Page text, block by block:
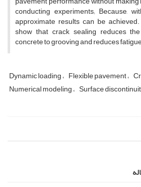
conducting experiments; Because,
approximate results can be
show that crack sealing reduces
concrete to grooving and reduces
Dynamic loading Flexible pavement
Numerical modeling Surface